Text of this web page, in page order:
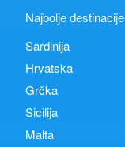
Najbolje destinacije
Sardinija
Hrvatska
Grčka
Sicilija
Malta